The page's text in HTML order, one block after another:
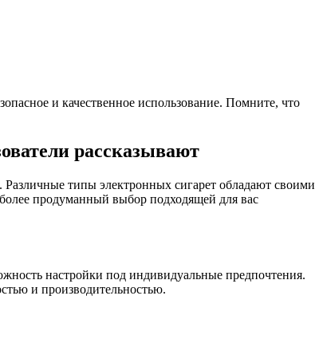
и качественное использование. Помните, что
рассказывают
типы электронных сигарет обладают своими
продуманный выбор подходящей для вас
настройки под индивидуальные предпочтения.
и производительностью.